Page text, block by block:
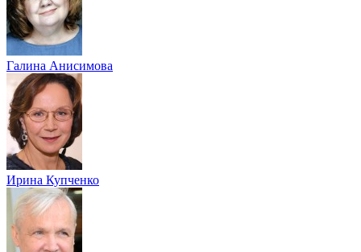
Галина Анисимова
Ирина Купченко